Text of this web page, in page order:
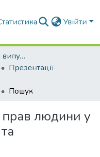
Увійти
Атестаційні роботи випускників
Презентації
Пошук
людини у